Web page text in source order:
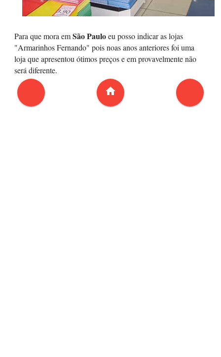
Para que mora emSão Pauloeu posso indicar as lojas
"Armarinhos Fernando" pois noas anos anteriores foi uma
loja que apresentou ótimos preços e em provavelmente não
será diferente.